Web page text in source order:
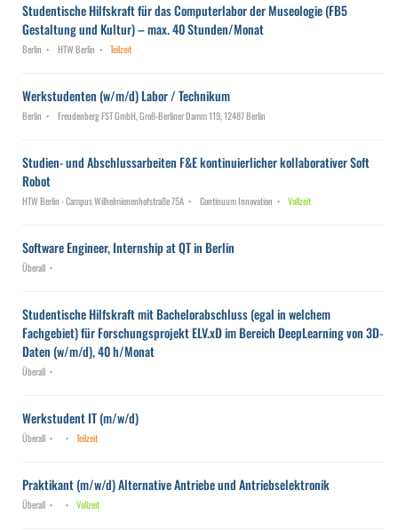
Studentische Hilfskraft für das Computerlabor der Museologie (FB5
Gestaltung und Kultur) – max. 40 Stunden/Monat
Berlin HTW Berlin Teilzeit
Werkstudenten (w/m/d) Labor / Technikum
Berlin Freudenberg FST GmbH, Groß-Berliner Damm 119, 12487 Berlin
Studien- und Abschlussarbeiten F&E kontinuierlicher kollaborativer Soft
Robot
HTW Berlin - Campus Wilhelmienenhofstraße 75A Continuum Innovation Vollzeit
Software Engineer, Internship at QT in Berlin
Überall
Studentische Hilfskraft mit Bachelorabschluss (egal in welchem
Fachgebiet) für Forschungsprojekt ELV.xD im Bereich DeepLearning von 3D-
Daten (w/m/d), 40 h/Monat
Überall
Werkstudent IT (m/w/d)
Überall Teilzeit
Praktikant (m/w/d) Alternative Antriebe und Antriebselektronik
Überall Vollzeit